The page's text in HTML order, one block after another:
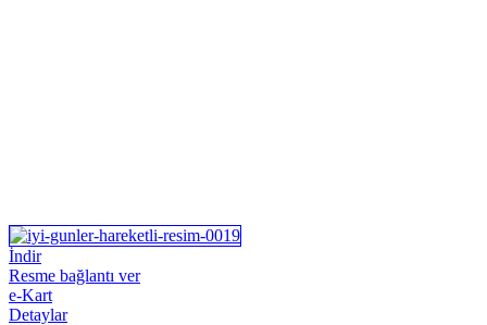
İndir
Resme bağlantı ver
e-Kart
Detaylar